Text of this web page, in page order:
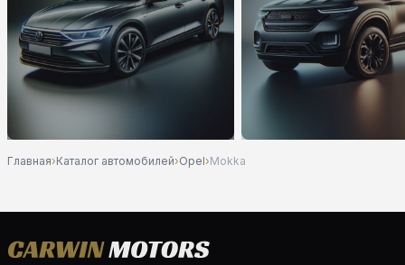
Главная›Каталог автомобилей›Opel›Mokka